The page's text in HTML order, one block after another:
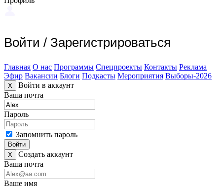
Войти / Зарегистрироваться
Главная О нас Программы Спецпроекты Контакты Реклама
Эфир Вакансии Блоги Подкасты Мероприятия Выборы-2026
X
Войти в аккаунт
Ваша почта
Пароль
Запомнить пароль
Войти
X
Создать аккаунт
Ваша почта
Ваше имя